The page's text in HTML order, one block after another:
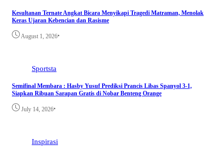
Kesultanan Ternate Angkat Bicara Menyikapi Tragedi Matraman, Menolak
Keras Ujaran Kebencian dan Rasisme
August 1, 2026•
Sportsta
Semifinal Membara : Hasby Yusuf Prediksi Prancis Libas Spanyol 3-1,
Siapkan Ribuan Sarapan Gratis di Nobar Benteng Orange
July 14, 2026•
Inspirasi